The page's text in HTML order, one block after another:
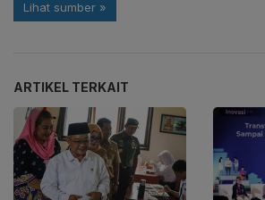
ARTIKEL TERKAIT